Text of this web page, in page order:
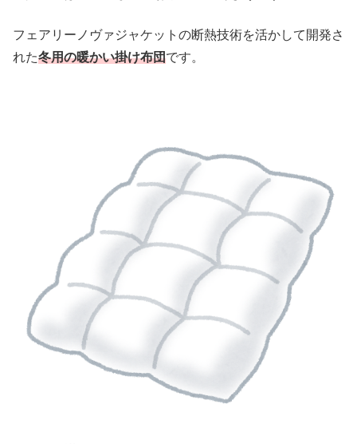
フェアリーノヴァジャケットの断熱技術を活かして開発さ
れた冬用の暖かい掛け布団です。